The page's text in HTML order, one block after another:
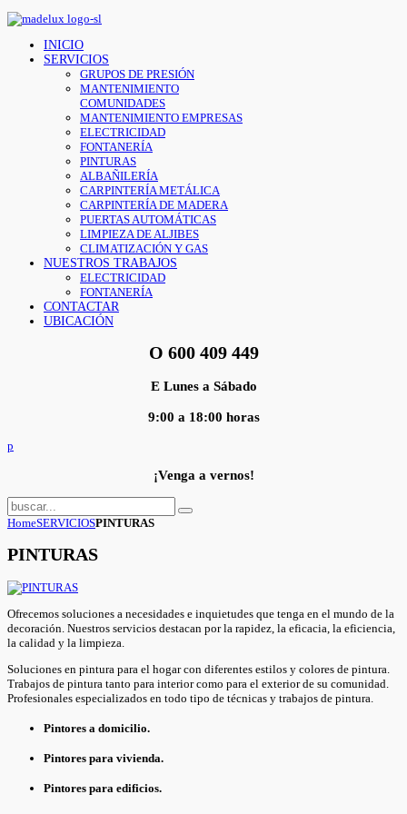
INICIO
SERVICIOS
GRUPOS DE PRESIÓN
MANTENIMIENTO
COMUNIDADES
MANTENIMIENTO EMPRESAS
ELECTRICIDAD
FONTANERÍA
PINTURAS
ALBAÑILERÍA
CARPINTERÍA METÁLICA
CARPINTERÍA DE MADERA
PUERTAS AUTOMÁTICAS
LIMPIEZA DE ALJIBES
CLIMATIZACIÓN Y GAS
NUESTROS TRABAJOS
ELECTRICIDAD
FONTANERÍA
CONTACTAR
UBICACIÓN
O 600 409 449
ELunes a Sábado
9:00 a 18:00 horas
p
¡Venga a vernos!
HomeSERVICIOSPINTURAS
PINTURAS
Ofrecemos soluciones a necesidades e inquietudes que tenga en el mundo de la
decoración. Nuestros servicios destacan por la rapidez, la eficacia, la eficiencia,
la calidad y la limpieza.
Soluciones en pintura para el hogar con diferentes estilos y colores de pintura.
Trabajos de pintura tanto para interior como para el exterior de su comunidad.
Profesionales especializados en todo tipo de técnicas y trabajos de pintura.
Pintores a domicilio.
Pintores para vivienda.
Pintores para edificios.